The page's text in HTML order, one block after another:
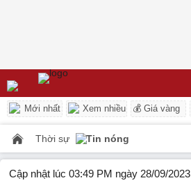
Mới nhất Xem nhiều 💰 Giá vàng
Thời sự Tin nóng
Cập nhật lúc 03:49 PM ngày 28/09/2023